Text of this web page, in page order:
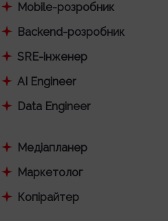
Mobile-розробник
Backend-розробник
SRE-інженер
AI Engineer
Data Engineer
Медіапланер
Маркетолог
Копірайтер